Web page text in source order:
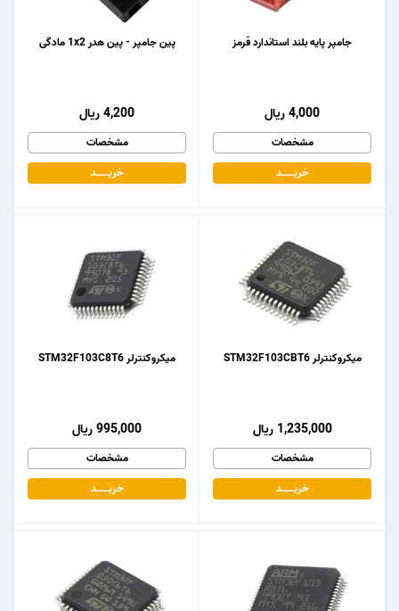
پین جامپر - پین هدر 1x2 مادگی
4,200 ریال
مشخصات
خریـــــــد
جامپر پایه بلند استاندارد قرمز
4,000 ریال
مشخصات
خریـــــــد
میکروکنترلر STM32F103C8T6
995,000 ریال
مشخصات
خریـــــــد
میکروکنترلر STM32F103CBT6
1,235,000 ریال
مشخصات
خریـــــــد